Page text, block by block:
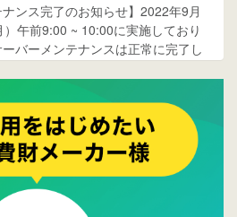
ナンス完了のお知らせ】2022年9月
午前9:00 ~ 10:00に実施しており
ーバーメンテナンスは正常に完了し
い。
のサイト機能を大幅バージョンアッ
はこちら。⇒告知ページへ
機能拡充し、サイトリニューアル
⇒
ウレコンFacebook